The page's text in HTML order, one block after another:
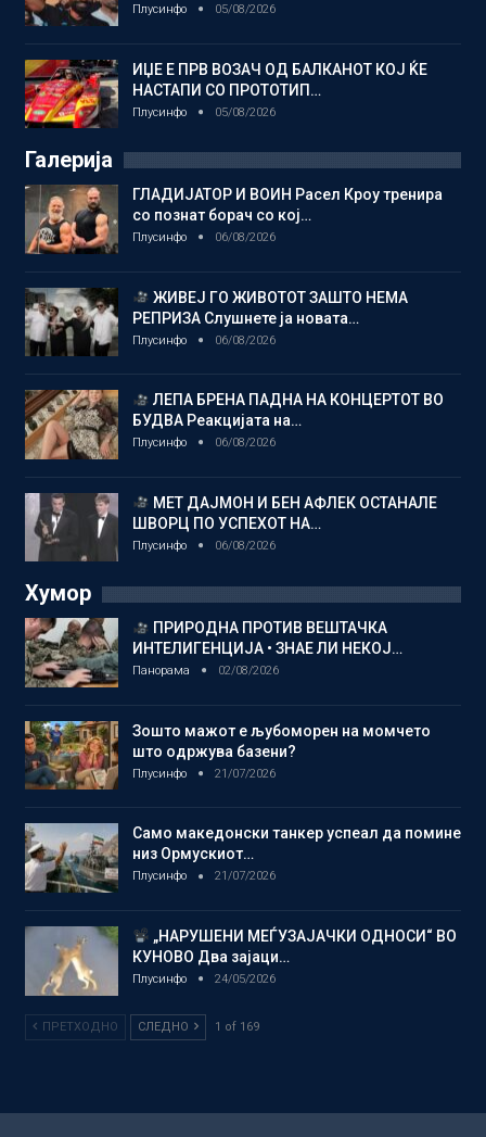
Плусинфо 05/08/2026
ИЏЕ Е ПРВ ВОЗАЧ ОД БАЛКАНОТ КОЈ ЌЕ
НАСТАПИ СО ПРОТОТИП…
Плусинфо 05/08/2026
Галерија
ГЛАДИЈАТОР И ВОИН Расел Кроу тренира
со познат борач со кој…
Плусинфо 06/08/2026
ЖИВЕЈ ГО ЖИВОТОТ ЗАШТО НЕМА
РЕПРИЗА Слушнете ја новата…
Плусинфо 06/08/2026
ЛЕПА БРЕНА ПАДНА НА КОНЦЕРТОТ ВО
БУДВА Реакцијата на…
Плусинфо 06/08/2026
МЕТ ДАЈМОН И БЕН АФЛЕК ОСТАНАЛЕ
ШВОРЦ ПО УСПЕХОТ НА…
Плусинфо 06/08/2026
Хумор
ПРИРОДНА ПРОТИВ ВЕШТАЧКА
ИНТЕЛИГЕНЦИЈА • ЗНАЕ ЛИ НЕКОЈ…
Панорама 02/08/2026
Зошто мажот е љубоморен на момчето
што одржува базени?
Плусинфо 21/07/2026
Само македонски танкер успеал да помине
низ Ормускиот…
Плусинфо 21/07/2026
„НАРУШЕНИ МЕЃУЗАЈАЧКИ ОДНОСИ“ ВО
КУНОВО Два зајаци…
Плусинфо 24/05/2026
ПРЕТХОДНО СЛЕДНО 1 of 169